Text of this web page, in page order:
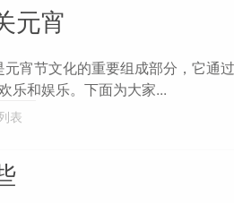
元宵
宵节文化的重要组成部分，它通
乐和娱乐。下面为大家...
表